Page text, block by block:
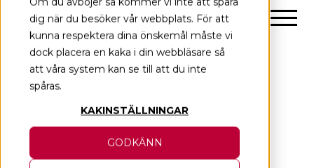
dig när du besöker vår webbplats. För att
kunna respektera dina önskemål måste vi
dock placera en kaka i din webbläsare så
att våra system kan se till att du inte
spåras.
KAKINSTÄLLNINGAR
GODKÄNN
content